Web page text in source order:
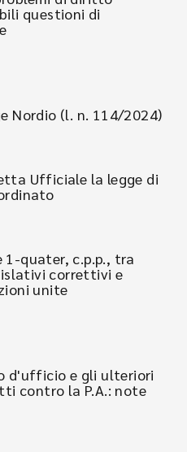
questioni di
Nordio (l. n. 114/2024)
Ufficiale la legge di
1-quater, c.p.p., tra
correttivi e
unite
d'ufficio e gli ulteriori
contro la P.A.: note